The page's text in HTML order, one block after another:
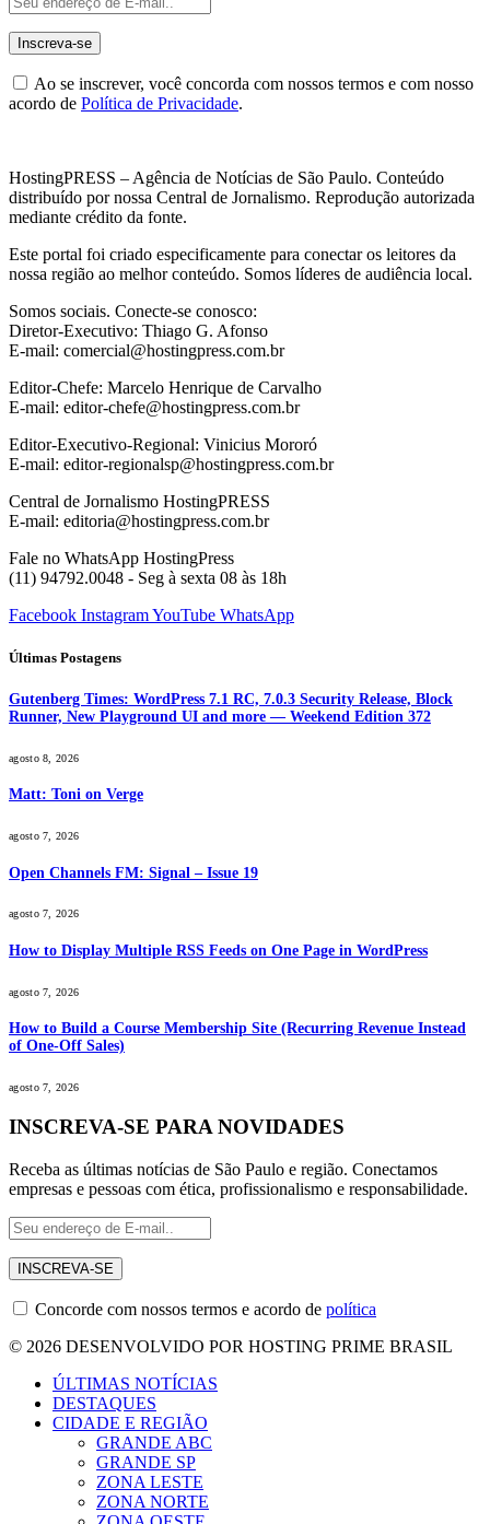
Ao se inscrever, você concorda com nossos termos e com nosso
acordo de Política de Privacidade.
HostingPRESS – Agência de Notícias de São Paulo. Conteúdo
distribuído por nossa Central de Jornalismo. Reprodução autorizada
mediante crédito da fonte.
Este portal foi criado especificamente para conectar os leitores da
nossa região ao melhor conteúdo. Somos líderes de audiência local.
Somos sociais. Conecte-se conosco:
Diretor-Executivo: Thiago G. Afonso
E-mail: comercial@hostingpress.com.br
Editor-Chefe: Marcelo Henrique de Carvalho
E-mail: editor-chefe@hostingpress.com.br
Editor-Executivo-Regional: Vinicius Mororó
E-mail: editor-regionalsp@hostingpress.com.br
Central de Jornalismo HostingPRESS
E-mail: editoria@hostingpress.com.br
Fale no WhatsApp HostingPress
(11) 94792.0048 - Seg à sexta 08 às 18h
Facebook InstagramYouTube WhatsApp
Últimas Postagens
Gutenberg Times: WordPress 7.1 RC, 7.0.3 Security Release, Block
Runner, New Playground UI and more — Weekend Edition 372
agosto 8, 2026
Matt: Toni on Verge
agosto 7, 2026
Open Channels FM: Signal – Issue 19
agosto 7, 2026
How to Display Multiple RSS Feeds on One Page in WordPress
agosto 7, 2026
How to Build a Course Membership Site (Recurring Revenue Instead
of One-Off Sales)
agosto 7, 2026
INSCREVA-SE PARA NOVIDADES
Receba as últimas notícias de São Paulo e região. Conectamos
empresas e pessoas com ética, profissionalismo e responsabilidade.
Concorde com nossos termos e acordo de política
© 2026 DESENVOLVIDO POR HOSTING PRIME BRASIL
ÚLTIMAS NOTÍCIAS
DESTAQUES
CIDADE E REGIÃO
GRANDE ABC
GRANDE SP
ZONA LESTE
ZONA NORTE